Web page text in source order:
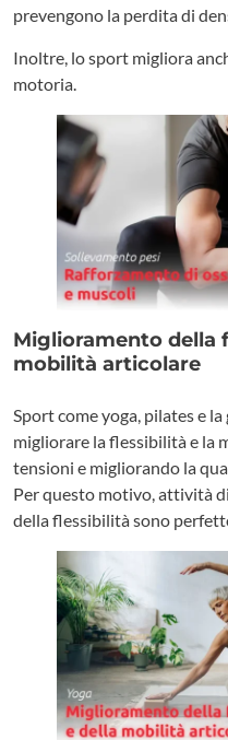
prevengono la perdita di
Inoltre, lo sport migliora
motoria.
Miglioramento della
mobilità articolare
Sport come yoga, pilates e
migliorare la flessibilità e la
tensioni e migliorando la
Per questo motivo, attività
della flessibilità sono